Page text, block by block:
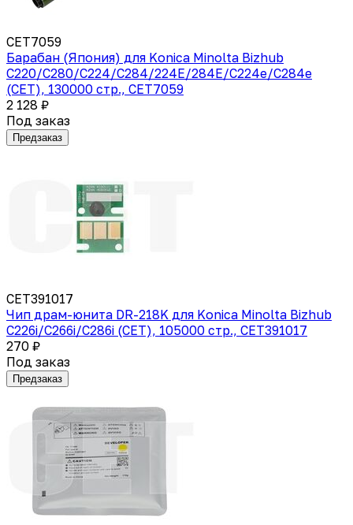
CET7059
Барабан (Япония) для Konica Minolta Bizhub
C220/C280/C224/C284/224E/284E/C224e/C284e
(CET), 130000 стр., CET7059
2 128 ₽
Под заказ
Предзаказ
CET391017
Чип драм-юнита DR-218K для Konica Minolta Bizhub
C226i/C266i/C286i (CET), 105000 стр., CET391017
270 ₽
Под заказ
Предзаказ